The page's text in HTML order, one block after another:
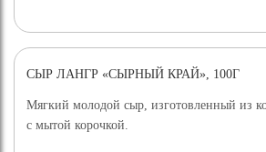
СЫР ЛАНГР «СЫРНЫЙ КРАЙ», 100Г
Мягкий молодой сыр, изготовленный из
с мытой корочкой.